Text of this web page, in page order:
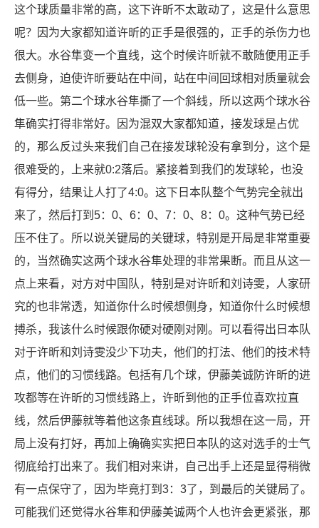
这个球质量非常的高，这下许昕不太敢动了，这是什么意思
呢？因为大家都知道许昕的正手是很强的，正手的杀伤力也
很大。水谷隼变一个直线，这个时候许昕就不敢随便用正手
去侧身，迫使许昕要站在中间，站在中间回球相对质量就会
低一些。第二个球水谷隼撕了一个斜线，所以这两个球水谷
隼确实打得非常好。因为混双大家都知道，接发球是占优
的，那么反过头来我们自己在接发球轮没有拿到分，这个是
很难受的，上来就0:2落后。紧接着到我们的发球轮，也没
有得分，结果让人打了4:0。这下日本队整个气势完全就出
来了，然后打到5：0、6：0、7：0、8：0。这种气势已经
压不住了。所以说关键局的关键球，特别是开局是非常重要
的，当然确实这两个球水谷隼处理的非常果断。而且从这一
点上来看，对方对中国队，特别是对许昕和刘诗雯，人家研
究的也非常透，知道你什么时候想侧身，知道你什么时候想
搏杀，我该什么时候跟你硬对硬刚对刚。可以看得出日本队
对于许昕和刘诗雯没少下功夫，他们的打法、他们的技术特
点，他们的习惯线路。包括有几个球，伊藤美诚防许昕的进
攻都等在许昕的习惯线路上，许昕到他的正手位喜欢拉直
线，然后伊藤就等着他这条直线球。所以我想在这一局，开
局上没有打好，再加上确确实实把日本队的这对选手的士气
彻底给打出来了。我们相对来讲，自己出手上还是显得稍微
有一点保守了，因为毕竟打到3：3了，到最后的关键局了。
可能我们还觉得水谷隼和伊藤美诚两个人也许会更紧张，那